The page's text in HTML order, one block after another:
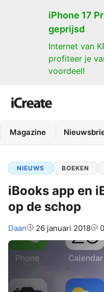
iPhone 17
geprijsd
Internet van
profiteer je
voordeel!
Magazine
NIEUWS BOEKEN
iBooks app en
op de schop
Auteur:
Daan 26 januari 2018